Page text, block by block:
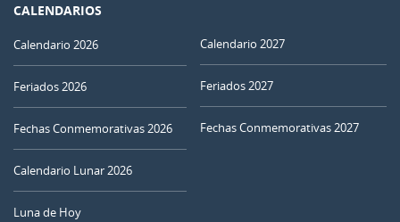
CALENDARIOS
Calendario 2026
Feriados 2026
Fechas Conmemorativas 2026
Calendario Lunar 2026
Luna de Hoy
Calendario 2027
Feriados 2027
Fechas Conmemorativas 2027